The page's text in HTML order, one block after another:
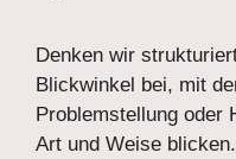
Denken wir
Blickwinkel bei, mit
Problemstellung oder
Art und Weise